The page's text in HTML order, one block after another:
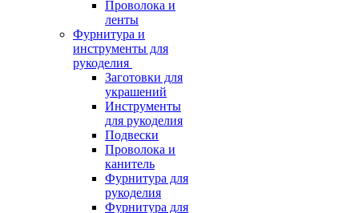
Проволока и
ленты
Фурнитура и
инструменты для
рукоделия
Заготовки для
украшений
Инструменты
для рукоделия
Подвески
Проволока и
канитель
Фурнитура для
рукоделия
Фурнитура для